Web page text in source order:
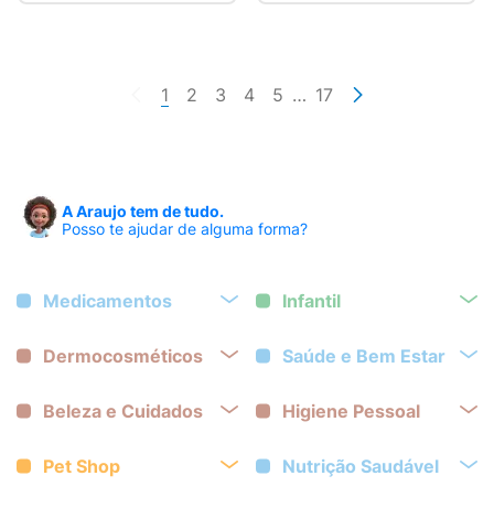
1 2 3 4 5 … 17
A Araujo tem de tudo.
Posso te ajudar de alguma forma?
Medicamentos Infantil
Dermocosméticos Saúde e Bem Estar
Beleza e Cuidados Higiene Pessoal
Pet Shop Nutrição Saudável